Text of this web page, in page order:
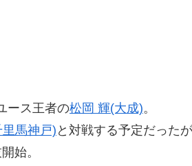
ース王者の松岡 輝(大成)。
馬神戸) と対戦する予定だった
始。